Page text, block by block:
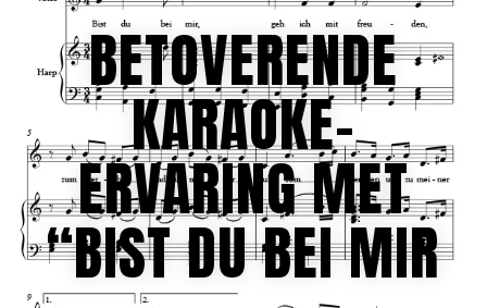
BETOVERENDE
KARAOKE-
ERVARING MET
“BIST DU BEI MIR